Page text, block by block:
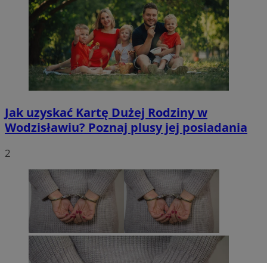
Jak uzyskać Kartę Dużej Rodziny w
Wodzisławiu? Poznaj plusy jej posiadania
2